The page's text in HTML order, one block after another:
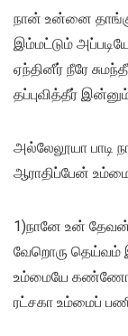
நான் உன்னை
இம்மட்டும்
ஏந்தினீர் நீரே
தப்புவித்தீர்
அல்லேலூயா பாடி
ஆராதிப்பேன்
1)நானே உன்
வேறொரு
உம்மையே
ரட்சகா உம்மைப்